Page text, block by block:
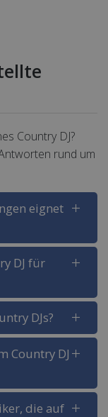
Country DJ?
rund um
eignet
DJ für
DJs?
Country DJ
die auf